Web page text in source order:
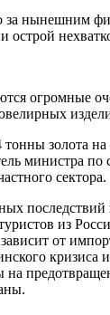
за нынешним
острой
огромные
тонны золота
министра по
сектора.
из
от